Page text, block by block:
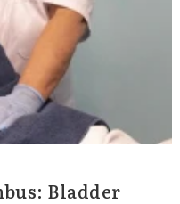
Bladder